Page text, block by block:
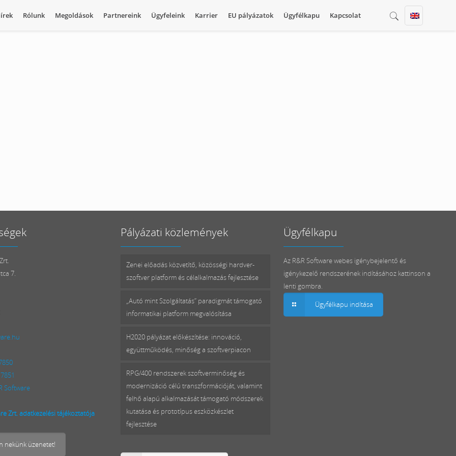
Rólunk Megoldások Partnereink Ügyfeleink Karrier EU pályázatok Ügyfélkapu Kapcsolat
7.
Software
Zrt. adatkezelési tájékoztatója
nekünk üzenetet!
Pályázati közlemények
Zenei előadás közvetítő, közösségi hardver-
szoftver platform és célalkalmazás fejlesztése
„Autó mint Szolgáltatás” paradigmát támogató
informatikai platform megvalósítása
H2020 pályázat előkészítése: innováció,
együttműködés, minőség a szoftverpiacon
RPG/400 rendszerek szoftverminőség és
modernizáció célú transzformációját, valamint
felhő alapú alkalmazását támogató módszerek
kutatása és prototípus eszközkészlet
fejlesztése
Ügyfélkapu
Az R&R Software webes igénybejelentő és
igénykezelő rendszerének indításához kattinson a
lenti gombra.
Ügyfélkapu indítása